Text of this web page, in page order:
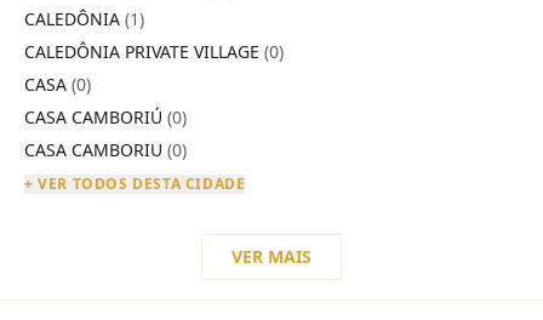
CALEDÔNIA (1)
CALEDÔNIA PRIVATE VILLAGE (0)
CASA (0)
CASA CAMBORIÚ (0)
CASA CAMBORIU (0)
+ VER TODOS DESTA CIDADE
VER MAIS